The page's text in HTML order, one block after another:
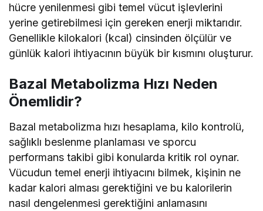
hücre yenilenmesi gibi temel vücut işlevlerini
yerine getirebilmesi için gereken enerji miktarıdır.
Genellikle kilokalori (kcal) cinsinden ölçülür ve
günlük kalori ihtiyacının büyük bir kısmını oluşturur.
Bazal Metabolizma Hızı Neden
Önemlidir?
Bazal metabolizma hızı hesaplama, kilo kontrolü,
sağlıklı beslenme planlaması ve sporcu
performans takibi gibi konularda kritik rol oynar.
Vücudun temel enerji ihtiyacını bilmek, kişinin ne
kadar kalori alması gerektiğini ve bu kalorilerin
nasıl dengelenmesi gerektiğini anlamasını